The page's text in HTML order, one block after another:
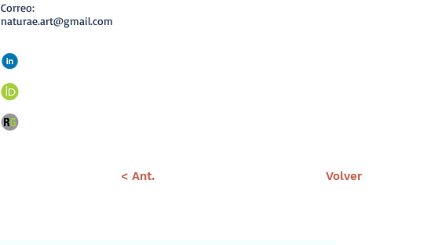
Correo:
naturae.art@gmail.com
< Ant. Volver